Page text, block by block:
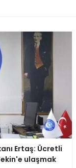
Ertaş: Ücretli
ulaşmak